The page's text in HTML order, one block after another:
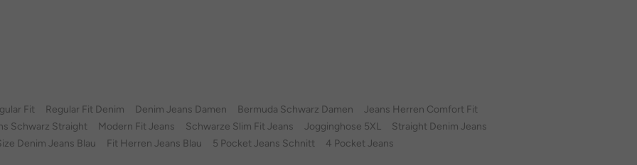
Fit Regular Fit Denim Denim Jeans Damen Bermuda Schwarz Damen
Jeans Herren Comfort Fit
Schwarz Straight
Modern Fit Jeans Schwarze Slim Fit Jeans Jogginghose 5XL
Straight Denim Jeans
Denim Jeans Blau
Fit Herren Jeans Blau 5 Pocket Jeans Schnitt 4 Pocket Jeans